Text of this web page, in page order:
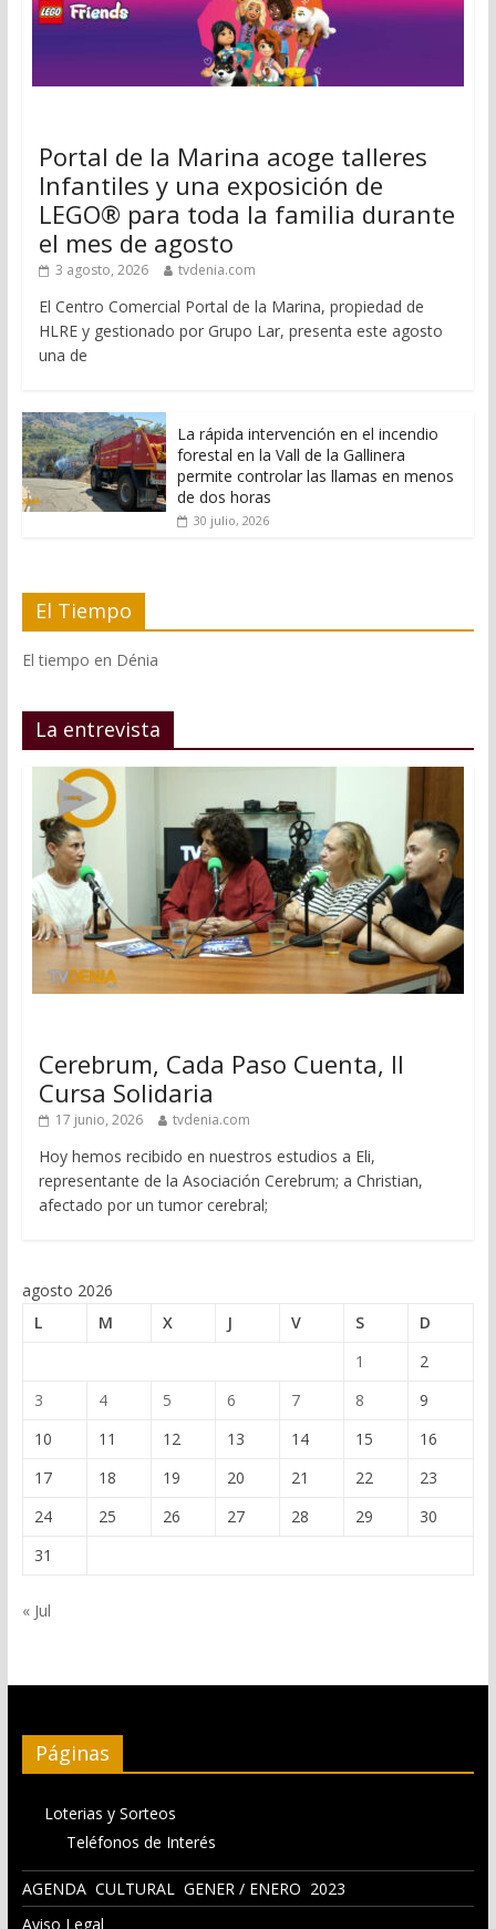
Portal de la Marina acoge talleres
Infantiles y una exposición de
LEGO® para toda la familia durante
el mes de agosto
3 agosto, 2026 tvdenia.com
El Centro Comercial Portal de la Marina, propiedad de
HLRE y gestionado por Grupo Lar, presenta este agosto
una de
La rápida intervención en el incendio
forestal en la Vall de la Gallinera
permite controlar las llamas en menos
de dos horas
30 julio, 2026
El Tiempo
El tiempo en Dénia
La entrevista
Cerebrum, Cada Paso Cuenta, II
Cursa Solidaria
17 junio, 2026 tvdenia.com
Hoy hemos recibido en nuestros estudios a Eli,
representante de la Asociación Cerebrum; a Christian,
afectado por un tumor cerebral;
agosto 2026
L
M X J V S
D
1
2
3
4 5 6 7 8
9
10
11 12 13 14 15
16
17
18 19 20 21 22
23
24
25 26 27 28 29
30
31
« Jul
Páginas
Loterias y Sorteos
Teléfonos de Interés
AGENDA CULTURAL GENER / ENERO 2023
Aviso Legal